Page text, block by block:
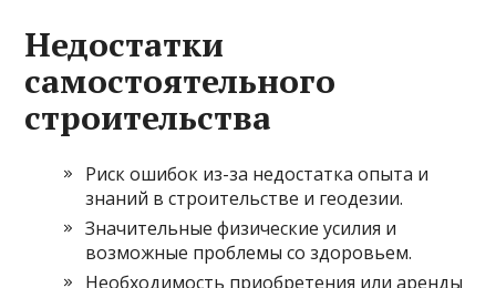
Недостатки
самостоятельного
строительства
Риск ошибок из-за недостатка опыта и
знаний в строительстве и геодезии.
Значительные физические усилия и
возможные проблемы со здоровьем.
Необходимость приобретения или аренды